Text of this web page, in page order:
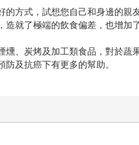
的方式，試想您自己和身邊的
就了極端的飲食偏差，也增加
燻、炭烤及加工類食品，對於
及抗癌下有更多的幫助。